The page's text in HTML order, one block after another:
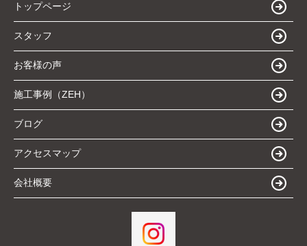
トップページ
スタッフ
お客様の声
施工事例（ZEH）
ブログ
アクセスマップ
会社概要